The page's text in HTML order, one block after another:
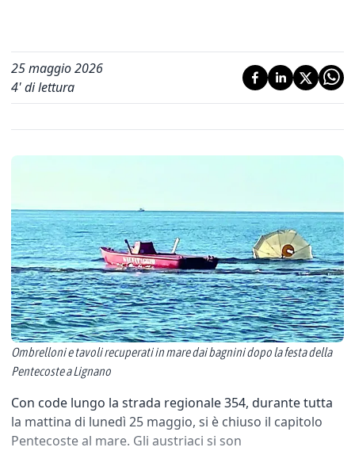
25 maggio 2026
4' di lettura
Ombrelloni e tavoli recuperati in mare dai bagnini dopo la festa della
Pentecoste a Lignano
Con code lungo la strada regionale 354, durante tutta
la mattina di lunedì 25 maggio, si è chiuso il capitolo
Pentecoste al mare. Gli austriaci si son